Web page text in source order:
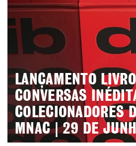
LANÇAMENTO
CONVERSAS
COLECIONADORES
MNAC | 29 DE